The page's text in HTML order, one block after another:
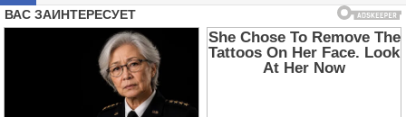
ДОБАВИТЬ